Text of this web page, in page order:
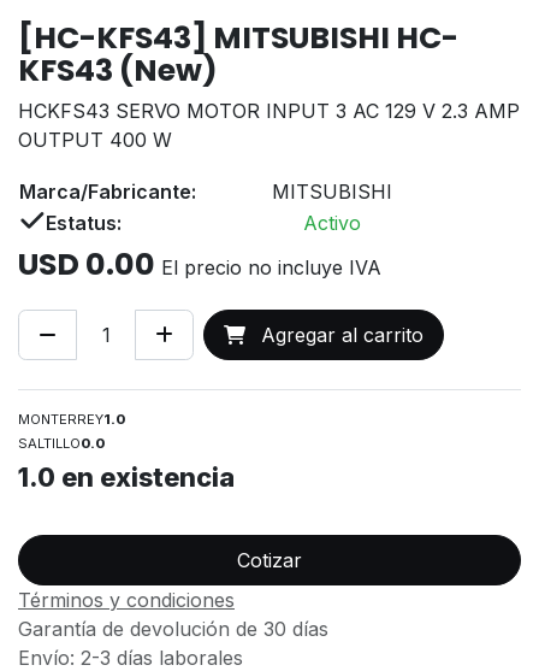
[HC-KFS43] MITSUBISHI HC-
KFS43 (New)
HCKFS43 SERVO MOTOR INPUT 3 AC 129 V 2.3 AMP
OUTPUT 400 W
Marca/Fabricante:
MITSUBISHI
Estatus:
Activo
USD 0.00 El precio no incluye IVA
Agregar al carrito
MONTERREY1.0
SALTILLO0.0
1.0 en existencia
Cotizar
Términos y condiciones
Garantía de devolución de 30 días
Envío: 2-3 días laborales